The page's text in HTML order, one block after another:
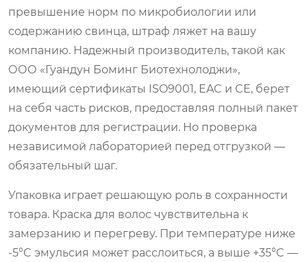
превышение норм по микробиологии или
содержанию свинца, штраф ляжет на вашу
компанию. Надежный производитель, такой как
ООО «Гуандун Боминг Биотехнолоджи»,
имеющий сертификаты ISO9001, EAC и CE, берет
на себя часть рисков, предоставляя полный пакет
документов для регистрации. Но проверка
независимой лабораторией перед отгрузкой —
обязательный шаг.
Упаковка играет решающую роль в сохранности
товара. Краска для волос чувствительна к
замерзанию и перегреву. При температуре ниже
-5°C эмульсия может расслоиться, а выше +35°C —